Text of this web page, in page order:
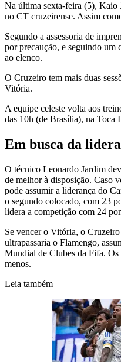
Na última sexta-feira (5), Kaio
no CT cruzeirense. Assim
Segundo a assessoria de
por precaução, e seguindo um
ao elenco.
O Cruzeiro tem mais duas
Vitória.
A equipe celeste volta aos
das 10h (de Brasília), na Toca
Em busca da
O técnico Leonardo Jardim
de melhor à disposição. Caso
pode assumir a liderança do
o segundo colocado, com 23
lidera a competição com 24
Se vencer o Vitória, o
ultrapassaria o Flamengo,
Mundial de Clubes da Fifa.
menos.
Leia também